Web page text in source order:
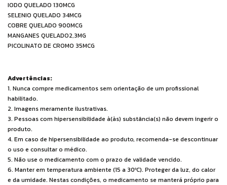
IODO QUELADO 130MCG
SELENIO QUELADO 34MCG
COBRE QUELADO 900MCG
MANGANES QUELADO2,3MG
PICOLINATO DE CROMO 35MCG
Advertências:
1. Nunca compre medicamentos sem orientação de um profissional
habilitado.
2. Imagens meramente ilustrativas.
3. Pessoas com hipersensibilidade à(às) substância(s) não devem ingerir o
produto.
4. Em caso de hipersensibilidade ao produto, recomenda-se descontinuar
o uso e consultar o médico.
5. Não use o medicamento com o prazo de validade vencido.
6. Manter em temperatura ambiente (15 a 30ºC). Proteger da luz, do calor
e da umidade. Nestas condições, o medicamento se manterá próprio para